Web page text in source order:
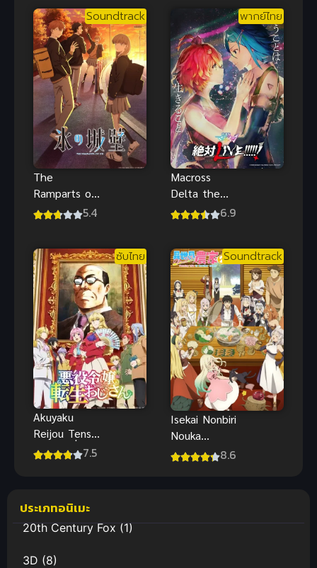
แสนสุขของ
นายน้อย
Soundtrack
The
Ramparts of
Ice ปราการ
รักวัยรุ่นสุดซึ้ง
5.4
พากย์ไทย
Macross
Delta the
Movie Zettai
Delta the
Movie Zettai
Live!!
6.9
ซับไทย
Akuyaku
Reijou Tensei
Ojisan เมื่อตา
7.5
Soundtrack
Isekai Nonbiri
Nouka
Season 2 8.6
ประเภทอนิเมะ
20th Century Fox(1)
3D (8)